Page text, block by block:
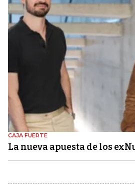
CAJA FUERTE
La nueva apuesta de los